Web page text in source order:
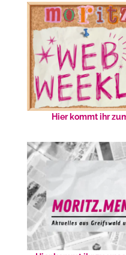
Hier kommt ihr